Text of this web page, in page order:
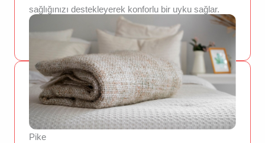
sağlığınızı destekleyerek konforlu bir uyku sağlar.
İster yumuşak ister orta sertlikte, ihtiyacınıza uygun
seçenekler burada.
Pike